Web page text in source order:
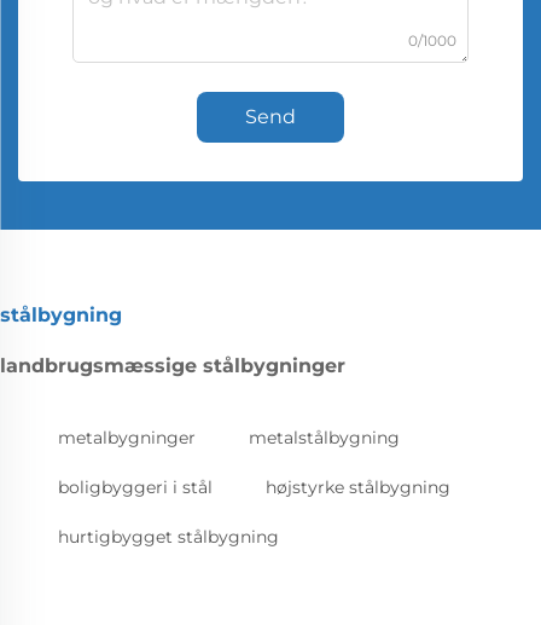
0/1000
Send
stålbygning
landbrugsmæssige stålbygninger
metalbygninger metalstålbygning
boligbyggeri i stål højstyrke stålbygning
hurtigbygget stålbygning